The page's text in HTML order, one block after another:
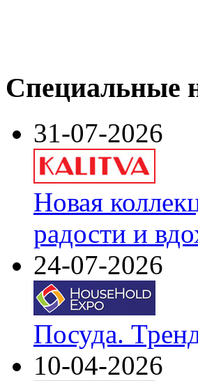
Специальные
31-07-2026
Новая
радости и
24-07-2026
Посуда.
10-04-2026